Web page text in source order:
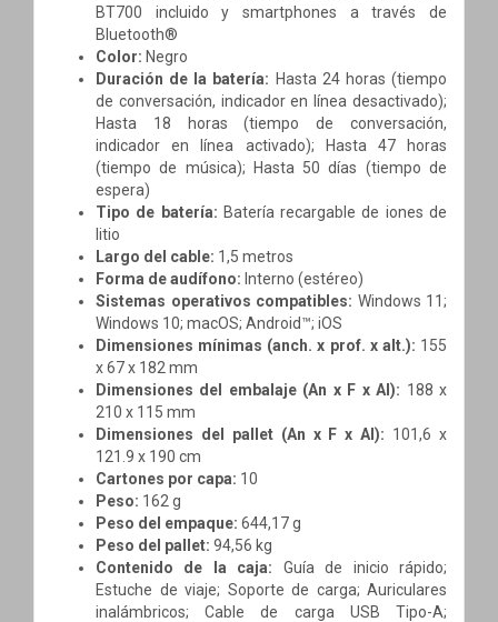
BT700 incluido y smartphones a través de
Bluetooth®
Color: Negro
Duración de la batería: Hasta 24 horas (tiempo
de conversación, indicador en línea desactivado);
Hasta 18 horas (tiempo de conversación,
indicador en línea activado); Hasta 47 horas
(tiempo de música); Hasta 50 días (tiempo de
espera)
Tipo de batería: Batería recargable de iones de
litio
Largo del cable: 1,5 metros
Forma de audífono: Interno (estéreo)
Sistemas operativos compatibles: Windows 11;
Windows 10; macOS; Android™; iOS
Dimensiones mínimas (anch. x prof. x alt.): 155
x 67 x 182 mm
Dimensiones del embalaje (An x F x Al): 188 x
210 x 115 mm
Dimensiones del pallet (An x F x Al): 101,6 x
121.9 x 190 cm
Cartones por capa: 10
Peso: 162 g
Peso del empaque: 644,17 g
Peso del pallet: 94,56 kg
Contenido de la caja: Guía de inicio rápido;
Estuche de viaje; Soporte de carga; Auriculares
inalámbricos; Cable de carga USB Tipo-A;